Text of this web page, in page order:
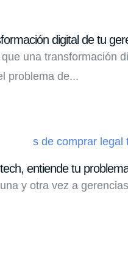
digital de tu
una transformación
problema de...
entiende tu
y otra vez a